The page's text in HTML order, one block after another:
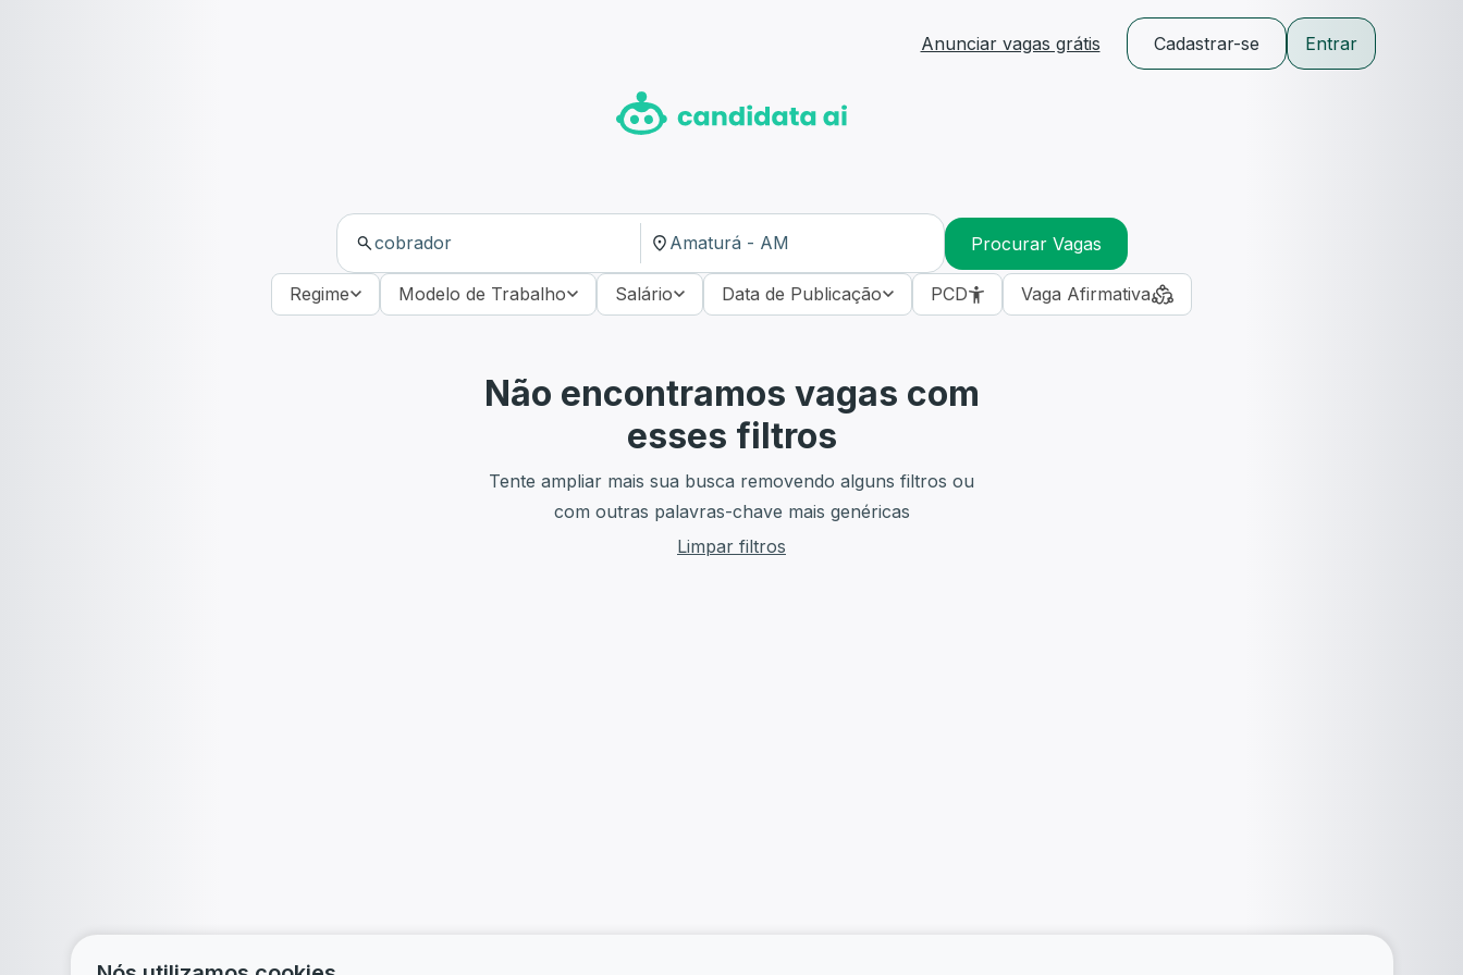
Anunciar vagas grátis Cadastrar-se Entrar
Procurar Vagas
Regime Modelo de Trabalho Salário Data de Publicação PCD Vaga Afirmativa
Não encontramos vagas com
esses filtros
Tente ampliar mais sua busca removendo alguns filtros ou
com outras palavras-chave mais genéricas
Limpar filtros